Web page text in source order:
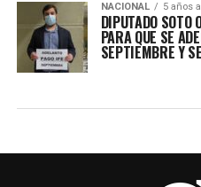
NACIONAL 5 años
DIPUTADO SOTO
PARA QUE SE
SEPTIEMBRE Y